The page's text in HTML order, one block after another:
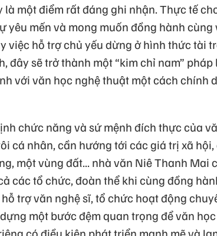
là một điểm rất đáng ghi nhận. Thực tế
yêu mến và mong muốn đồng hành
việc hỗ trợ chủ yếu dừng ở hình thức tài
đây sẽ trở thành một “kim chỉ nam”
với văn học nghệ thuật một cách chính
chức năng và sứ mệnh đích thực của
cá nhân, cần hướng tới các giá trị xã
một vùng đất... nhà văn Niê Thanh Mai
các tổ chức, đoàn thể khi cùng đồng
trợ văn nghệ sĩ, tổ chức hoạt động
một bước đệm quan trọng để văn
có điều kiện phát triển mạnh mẽ và